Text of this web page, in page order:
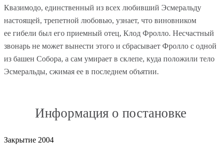
Квазимодо, единственный из всех любивший Эсмеральду
настоящей, трепетной любовью, узнает, что виновником
ее гибели был его приемный отец, Клод Фролло. Несчастный
звонарь не может вынести этого и сбрасывает Фролло с одной
из башен Собора, а сам умирает в склепе, куда положили тело
Эсмеральды, сжимая ее в последнем объятии.
Информация о постановке
Закрытие 2004